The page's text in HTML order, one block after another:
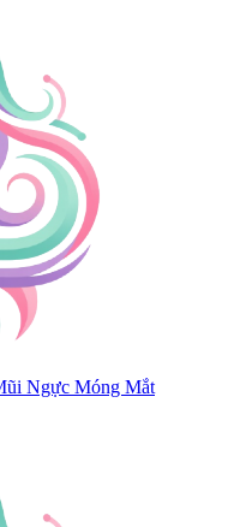
Ngực Móng Mắt